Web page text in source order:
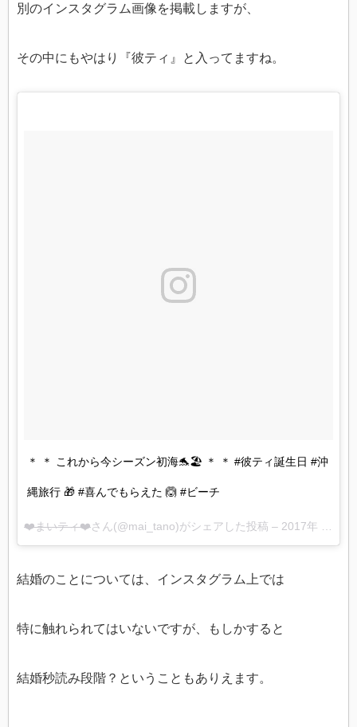
別のインスタグラム画像を掲載しますが、
その中にもやはり『彼ティ』と入ってますね。
＊ ＊ これから今シーズン初海🐬🏖 ＊ ＊ #彼ティ誕生日 #沖
縄旅行 🎁 #喜んでもらえた 🙆 #ビーチ
❤️まいティ❤️さん(@mai_tano)がシェアした投稿 – 2017年 8月月6日午後7時25分PDT
結婚のことについては、インスタグラム上では
特に触れられてはいないですが、もしかすると
結婚秒読み段階？ということもありえます。